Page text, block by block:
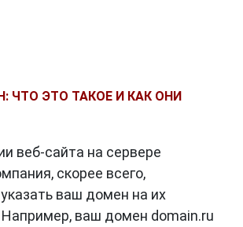
ЧТО ЭТО ТАКОЕ И КАК ОНИ
веб-сайта на сервере
скорее всего,
ваш домен на их
ваш домен domain.ru